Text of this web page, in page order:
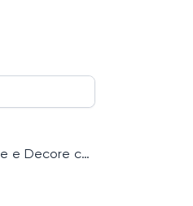
Construa, Reforme e Decore com Qualidade na Lojas Colombo